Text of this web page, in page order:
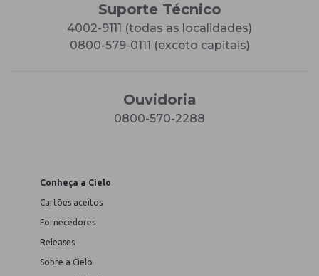
Suporte Técnico
4002-9111 (todas as localidades)
0800-579-0111 (exceto capitais)
Ouvidoria
0800-570-2288
Conheça a Cielo
Cartões aceitos
Fornecedores
Releases
Sobre a Cielo